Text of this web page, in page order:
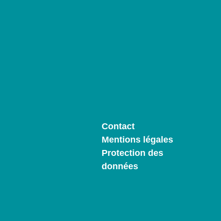
Contact
Mentions légales
Protection des
données